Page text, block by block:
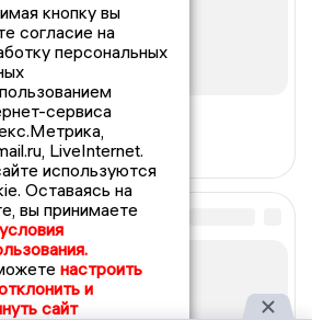
кнопку вы
согласие на
персональных
сервиса
LiveInternet.
используются
Оставаясь на
вы принимаете
настроить
и
сайт